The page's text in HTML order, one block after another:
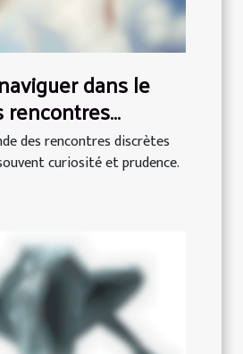
dans le
rencontres
ligne ?
des rencontres discrètes
curiosité et prudence.